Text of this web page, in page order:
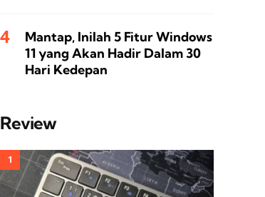
Mantap, Inilah 5 Fitur Windows
11 yang Akan Hadir Dalam 30
Hari Kedepan
Review